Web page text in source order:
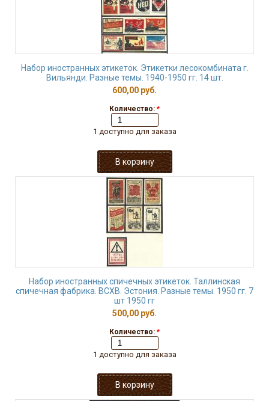
Набор иностранных этикеток. Этикетки лесокомбината г.
Вильянди. Разные темы. 1940-1950 гг. 14 шт.
600,00 руб.
Количество: *
1 доступно для заказа
Набор иностранных спичечных этикеток. Таллинская
спичечная фабрика. ВСХВ. Эстония. Разные темы. 1950 гг. 7
шт 1950 гг
500,00 руб.
Количество: *
1 доступно для заказа